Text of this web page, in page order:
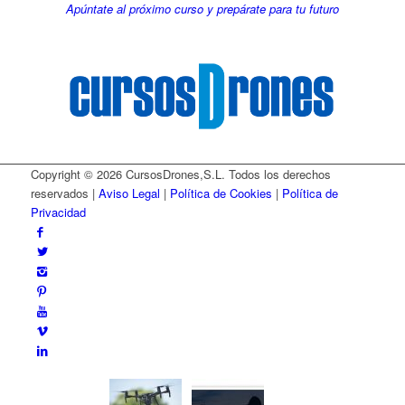
Apúntate al próximo curso y prepárate para tu futuro
Copyright © 2026 CursosDrones,S.L. Todos los derechos
reservados | Aviso Legal | Política de Cookies | Política de
Privacidad